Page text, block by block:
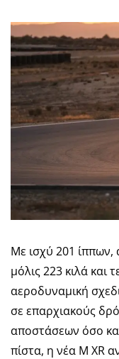
Με ισχύ 201
μόλις 223 κιλά και
αεροδυναμική
σε επαρχιακούς
αποστάσεων όσο
πίστα, η νέα M XR